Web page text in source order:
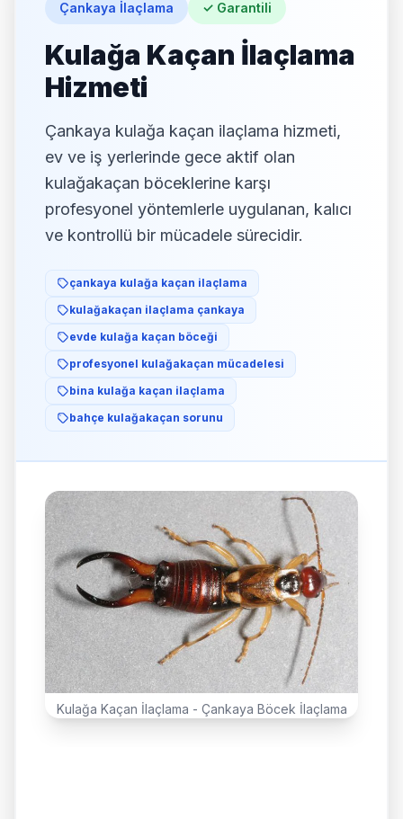
Çankaya Eşek Arısı İlaçlama
Çankaya İlaçlama ✓ Garantili
Kulağa Kaçan İlaçlama
Hizmeti
Çankaya kulağa kaçan ilaçlama hizmeti,
ev ve iş yerlerinde gece aktif olan
kulağakaçan böceklerine karşı
profesyonel yöntemlerle uygulanan, kalıcı
ve kontrollü bir mücadele sürecidir.
çankaya kulağa kaçan ilaçlama
kulağakaçan ilaçlama çankaya
evde kulağa kaçan böceği
profesyonel kulağakaçan mücadelesi
bina kulağa kaçan ilaçlama
bahçe kulağakaçan sorunu
Kulağa Kaçan İlaçlama - Çankaya Böcek İlaçlama